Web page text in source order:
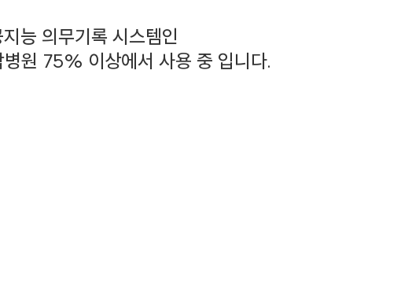
능 의무기록 시스템인
원 75% 이상에서 사용 중 입니다.